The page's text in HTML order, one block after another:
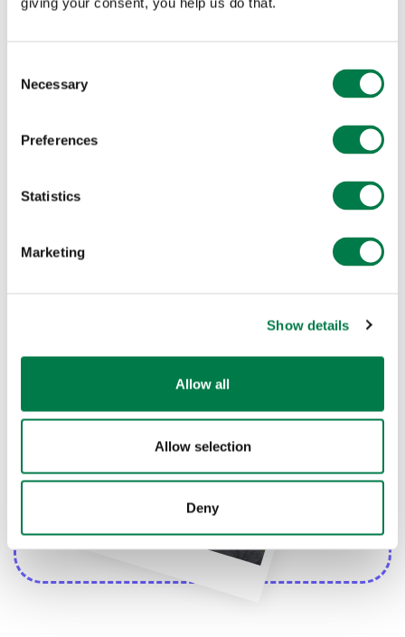
Selection
Necessary
Preferences
Statistics
Marketing
Show details
Allow all
Allow selection
Deny
Sagar wurde 2012 der President des Global
Ambassador Council. Er nutzt seine Rolle, um die
Stimmen der Jugend in Klimadiskussionen zu
stärken. Seine Reise setzte er mit einem tiefen
Engagement für digitale Innovationen im
Klimaschutz fort. Heute ist er CTO bei Plant-for-
the-Planet und entwickelt die
, um
Wirkung mit offener und zugänglicher
Technologie zu vergrößern.